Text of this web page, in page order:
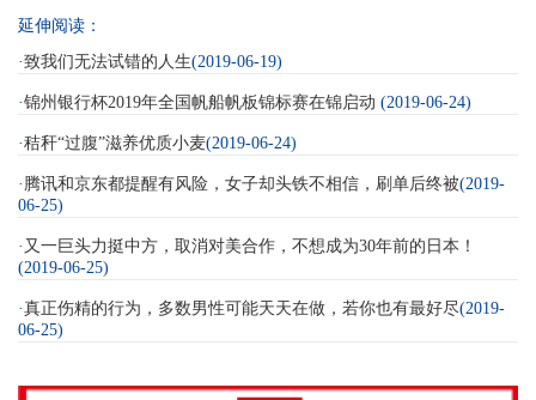
延伸阅读：
·致我们无法试错的人生(2019-06-19)
·锦州银行杯2019年全国帆船帆板锦标赛在锦启动 (2019-06-24)
·秸秆“过腹”滋养优质小麦(2019-06-24)
· 腾讯和京东都提醒有风险，女子却头铁不相信，刷单后终被(2019-
06-25)
· 又一巨头力挺中方，取消对美合作，不想成为30年前的日本！
(2019-06-25)
·真正伤精的行为，多数男性可能天天在做，若你也有最好尽(2019-
06-25)